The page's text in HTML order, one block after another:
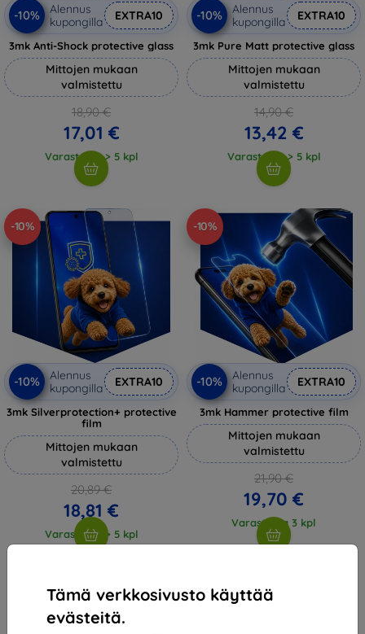
Tämä verkkosivusto käyttää
evästeitä.
-10%
Alennus
kupongilla
EXTRA10
3mk Anti-Shock protective glass
Mittojen mukaan
valmistettu
18,90 €
17,01 €
Varastossa > 5 kpl
-10%
Alennus
kupongilla
EXTRA10
3mk Pure Matt protective glass
Mittojen mukaan
valmistettu
14,90 €
13,42 €
Varastossa > 5 kpl
-10%
-10%
Alennus
kupongilla
EXTRA10
3mk Silverprotection+ protective
film
Mittojen mukaan
valmistettu
20,89 €
18,81 €
Varastossa > 5 kpl
-10%
-10%
Alennus
kupongilla
EXTRA10
3mk Hammer protective film
Mittojen mukaan
valmistettu
21,90 €
19,70 €
Varastossa 3 kpl
yhteensä .